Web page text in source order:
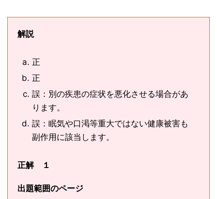
解説
正
正
誤：別の疾患の症状を悪化させる場合があ
ります。
誤：眠気や口渇等重大ではない健康被害も
副作用に該当します。
正解 １
出題範囲のページ